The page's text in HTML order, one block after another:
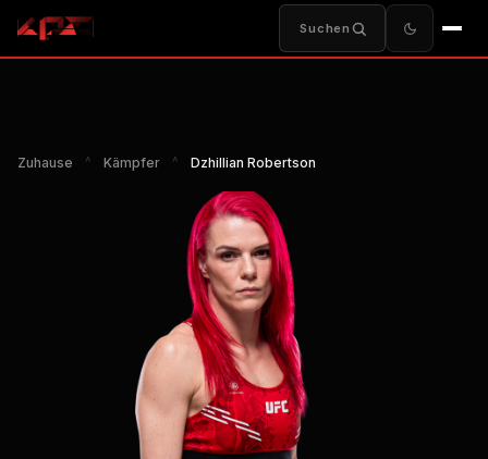
Suchen
Zuhause ^ Kämpfer ^ Dzhillian Robertson